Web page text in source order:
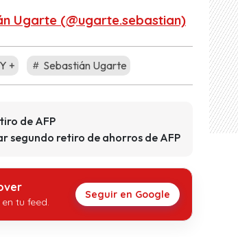
Ugarte (@ugarte.sebastian)
+ Sebastián Ugarte
de AFP
segundo retiro de ahorros de AFP
tu feed.
Seguir en Google